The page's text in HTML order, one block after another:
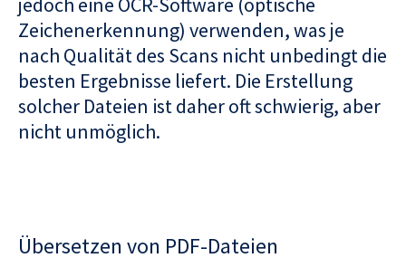
Zeichenerkennung) verwenden, was je
nach Qualität des Scans nicht unbedingt die
besten Ergebnisse liefert. Die Erstellung
solcher Dateien ist daher oft schwierig, aber
nicht unmöglich.
Übersetzen von PDF-Dateien